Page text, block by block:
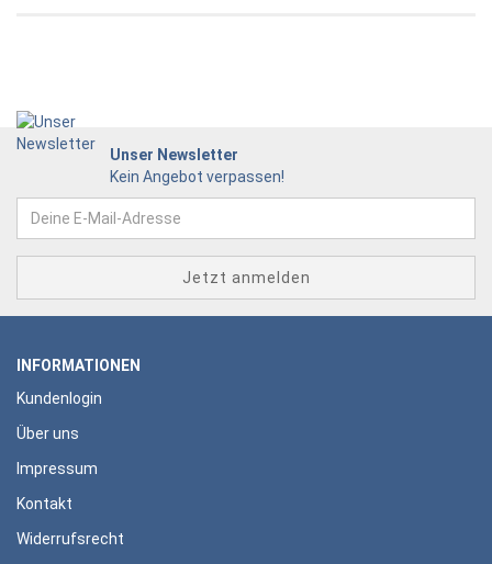
Unser Newsletter
Kein Angebot verpassen!
INFORMATIONEN
Kundenlogin
Über uns
Impressum
Kontakt
Widerrufsrecht